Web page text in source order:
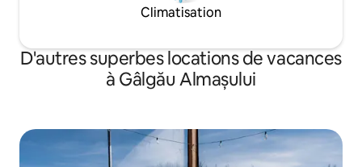
Climatisation
D'autres superbes locations de vacances
à Gâlgău Almașului